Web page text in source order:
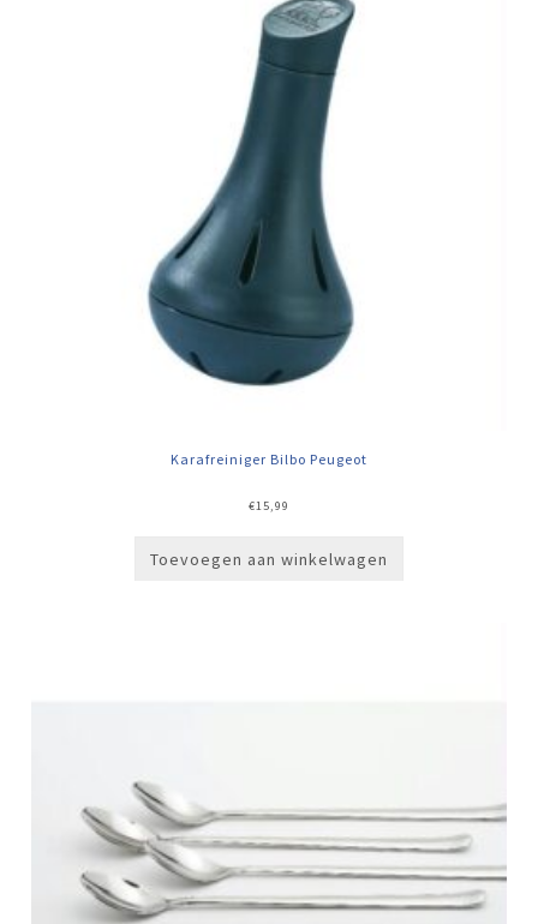
Karafreiniger Bilbo Peugeot
€15,99
Toevoegen aan winkelwagen